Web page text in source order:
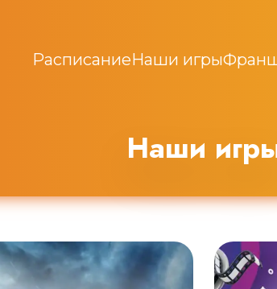
РасписаниеНаши игры
Наши